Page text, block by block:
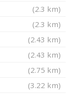
(2.3 km)
(2.3 km)
(2.43 km)
(2.43 km)
(2.75 km)
(3.22 km)